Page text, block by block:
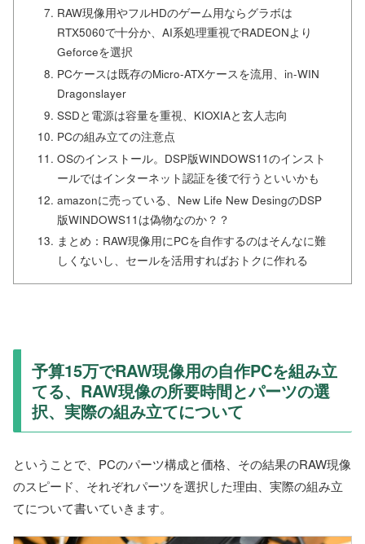
RAW現像用やフルHDのゲーム用ならグラボは
RTX5060で十分か、AI系処理重視でRADEONより
Geforceを選択
PCケースは既存のMicro-ATXケースを流用、in-WIN
Dragonslayer
SSDと電源は容量を重視、KIOXIAと玄人志向
PCの組み立ての注意点
OSのインストール。DSP版WINDOWS11のインスト
ールではインターネット認証を後で行うといいかも
amazonに売っている、New Life New DesingのDSP
版WINDOWS11は偽物なのか？？
まとめ：RAW現像用にPCを自作するのはそんなに難
しくないし、セールを活用すればおトクに作れる
予算15万でRAW現像用の自作PCを組み立
てる、RAW現像の所要時間とパーツの選
択、実際の組み立てについて
ということで、PCのパーツ構成と価格、その結果のRAW現像
のスピード、それぞれパーツを選択した理由、実際の組み立
てについて書いていきます。